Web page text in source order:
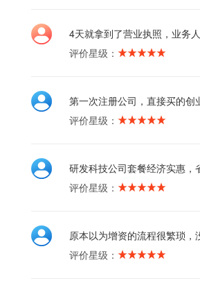
4天就拿到了营业执照，业务
评价星级：
第一次注册公司，直接买的
评价星级：
研发科技公司套餐经济实惠，
评价星级：
原本以为增资的流程很繁琐，
评价星级：